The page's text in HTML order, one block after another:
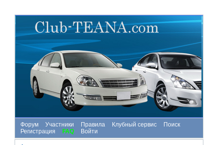
Форум Участники Правила Клубный сервис
Поиск
Регистрация
FAQ Войти